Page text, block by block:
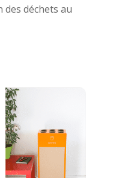
des déchets au